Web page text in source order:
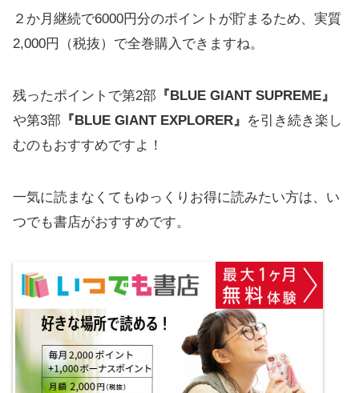
２か月継続で6000円分のポイントが貯まるため、実質
2,000円（税抜）で全巻購入できますね。
残ったポイントで第2部 『BLUE GIANT SUPREME』
や第3部 『BLUE GIANT EXPLORER』 を引き続き楽し
むのもおすすめですよ！
一気に読まなくてもゆっくりお得に読みたい方は、い
つでも書店がおすすめです。